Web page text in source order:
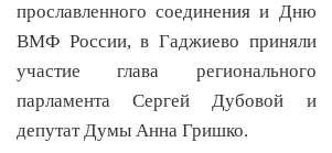
прославленного соединения и Дню
ВМФ России, в Гаджиево приняли
участие глава регионального
парламента Сергей Дубовой и
депутат Думы Анна Гришко.